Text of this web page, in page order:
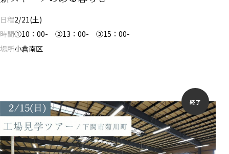
日程2/21(土)
時間①10：00- ②13：00- ③15：00-
場所小倉南区
終了